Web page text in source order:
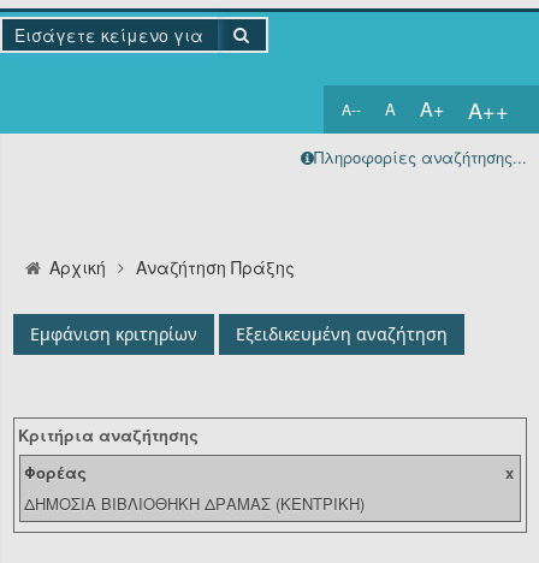
A-- A A+ A++
Αναζήτηση
Οργανόγραμμα
Επικοινωνία/Υποστήριξη
Είσοδος
Πληροφορίες αναζήτησης...
Αρχική Αναζήτηση Πράξης
Εμφάνιση κριτηρίων Εξειδικευμένη αναζήτηση
Κριτήρια αναζήτησης
x
Φορέας
ΔΗΜΟΣΙΑ ΒΙΒΛΙΟΘΗΚΗ ΔΡΑΜΑΣ (ΚΕΝΤΡΙΚΗ)